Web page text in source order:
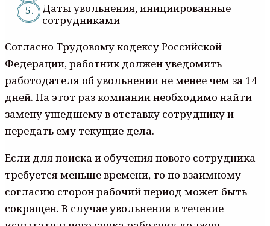
Даты увольнения, инициированные
сотрудниками
Согласно Трудовому кодексу Российской
Федерации, работник должен уведомить
работодателя об увольнении не менее чем за 14
дней. На этот раз компании необходимо найти
замену ушедшему в отставку сотруднику и
передать ему текущие дела.
Если для поиска и обучения нового сотрудника
требуется меньше времени, то по взаимному
согласию сторон рабочий период может быть
сокращен. В случае увольнения в течение